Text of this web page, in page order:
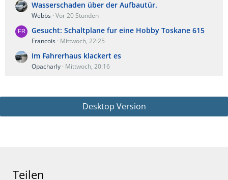
Wasserschaden über der Aufbautür.
Webbs Vor 20 Stunden
Gesucht: Schaltplane fur eine Hobby Toskane 615
Francois Mittwoch, 22:25
Im Fahrerhaus klackert es
Opacharly Mittwoch, 20:16
Desktop Version
Teilen